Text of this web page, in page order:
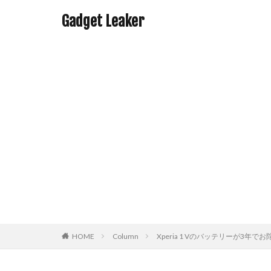
Gadget Leaker
HOME Column Xperia 1 Vのバッテリーが3年でお